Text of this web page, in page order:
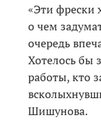
«Эти фрески
о чем
очередь
Хотелось бы
работы, кто
Шишунова.